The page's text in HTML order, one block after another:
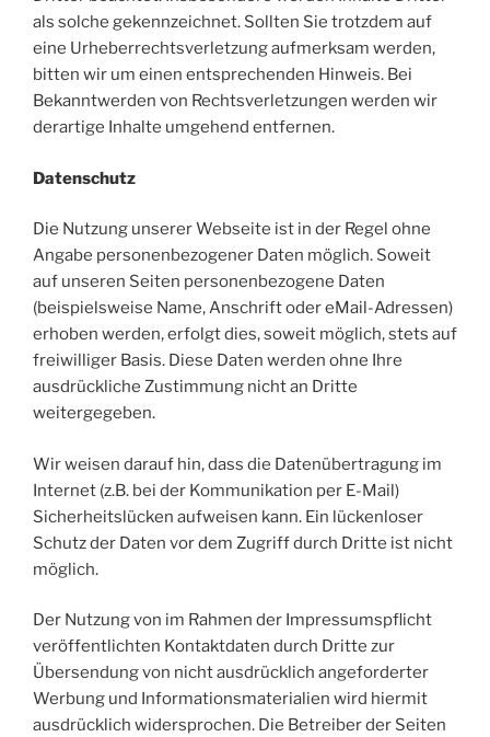
als solche gekennzeichnet. Sollten Sie trotzdem auf
eine Urheberrechtsverletzung aufmerksam werden,
bitten wir um einen entsprechenden Hinweis. Bei
Bekanntwerden von Rechtsverletzungen werden wir
derartige Inhalte umgehend entfernen.
Datenschutz
Die Nutzung unserer Webseite ist in der Regel ohne
Angabe personenbezogener Daten möglich. Soweit
auf unseren Seiten personenbezogene Daten
(beispielsweise Name, Anschrift oder eMail-Adressen)
erhoben werden, erfolgt dies, soweit möglich, stets auf
freiwilliger Basis. Diese Daten werden ohne Ihre
ausdrückliche Zustimmung nicht an Dritte
weitergegeben.
Wir weisen darauf hin, dass die Datenübertragung im
Internet (z.B. bei der Kommunikation per E-Mail)
Sicherheitslücken aufweisen kann. Ein lückenloser
Schutz der Daten vor dem Zugriff durch Dritte ist nicht
möglich.
Der Nutzung von im Rahmen der Impressumspflicht
veröffentlichten Kontaktdaten durch Dritte zur
Übersendung von nicht ausdrücklich angeforderter
Werbung und Informationsmaterialien wird hiermit
ausdrücklich widersprochen. Die Betreiber der Seiten